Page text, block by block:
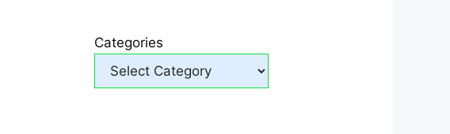
Categories